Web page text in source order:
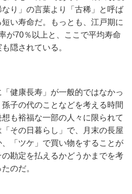
り」の言葉より「古稀」と呼ば
い寿命だ。もっとも、江戸期に
が70％以上と、ここで平均寿命
隠されている。
健康長寿」が一般的ではなかっ
子の代のことなどを考える時間
も裕福な一部の人々に限られて
その日暮らし」で、月末の長屋
「ツケ」で買い物をすることが
勘定を払えるかどうかまでを考
のだ。